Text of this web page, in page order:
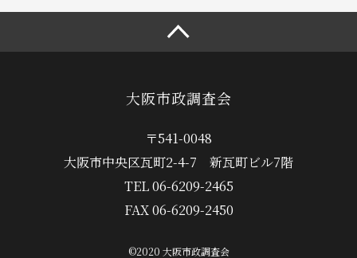
大阪市政調査会
〒541-0048
大阪市中央区瓦町2-4-7
新瓦町ビル7階
TEL06-6209-2465
FAX 06-6209-2450
©2020 大阪市政調査会